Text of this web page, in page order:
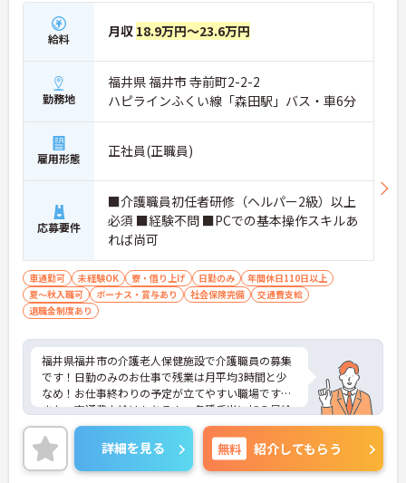
給料 月収 18.9万円～23.6万円
勤務地
福井県 福井市 寺前町2-2-2
ハピラインふくい線「森田駅」バス・車6分
雇用形態 正社員(正職員)
応募要件
■介護職員初任者研修（ヘルパー2級）以上
必須 ■経験不問 ■PCでの基本操作スキルあ
れば尚可
車通勤可 未経験OK 寮・借り上げ 日勤のみ
年間休日110日以上
夏～秋入職可
ボーナス・賞与あり 社会保険完備
交通費支給
退職金制度あり
福井県福井市の介護老人保健施設で介護職員の募集
です！日勤のみのお仕事で残業は月平均3時間と少
なめ！お仕事終わりの予定が立てやすい職場です◎
また、交通費支給はもちろん、各種手当に加え昇給
や計4.20ヵ月分の賞与実績ありで待遇面もばっち
り！あなたの頑張りがしっかり評価されます♪ご興
味のある方は面接ポイントをお伝えしますので、お
気軽にご相談ください！
詳細を見る 無料 紹介してもらう